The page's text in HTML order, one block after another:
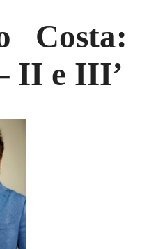
Costa:
II e III’